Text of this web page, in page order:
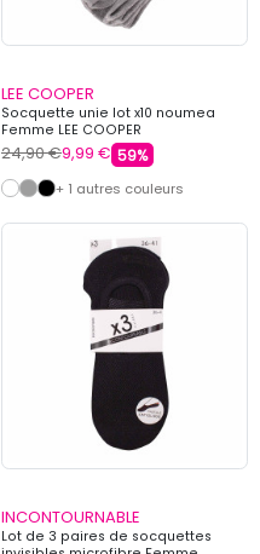
LEE COOPER
Socquette unie lot x10 noumea
Femme LEE COOPER
24,90 €9,99 € 59%
+ 1 autres couleurs
INCONTOURNABLE
Lot de 3 paires de socquettes